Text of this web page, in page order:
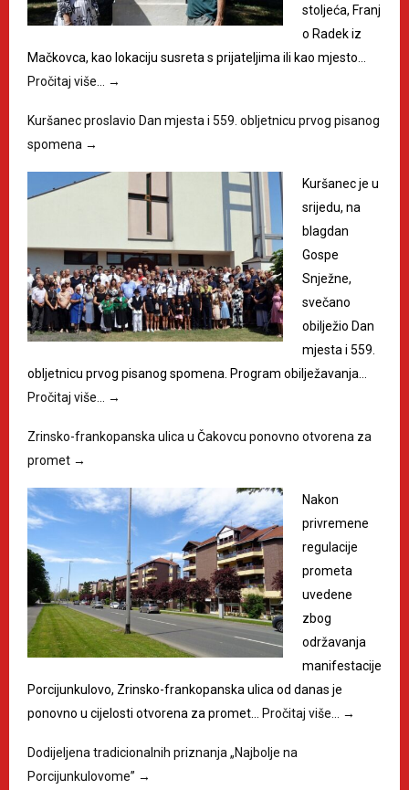
stoljeća, Franj
o Radek iz
Mačkovca, kao lokaciju susreta s prijateljima ili kao mjesto…
Pročitaj više…
→
Kuršanec proslavio Dan mjesta i 559. obljetnicu prvog pisanog
spomena →
Kuršanec je u
srijedu, na
blagdan
Gospe
Snježne,
svečano
obilježio Dan
mjesta i 559.
obljetnicu prvog pisanog spomena. Program obilježavanja…
Pročitaj više…
→
Zrinsko-frankopanska ulica u Čakovcu ponovno otvorena za
promet →
Nakon
privremene
regulacije
prometa
uvedene
zbog
održavanja
manifestacije
Porcijunkulovo, Zrinsko-frankopanska ulica od danas je
ponovno u cijelosti otvorena za promet…
Pročitaj više… →
Dodijeljena tradicionalnih priznanja „Najbolje na
Porcijunkulovome” →